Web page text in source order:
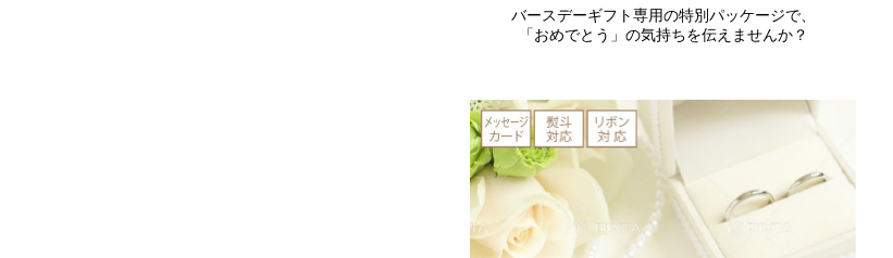
バースデーギフト専用の特別パッケージで、
「おめでとう」の気持ちを伝えませんか？